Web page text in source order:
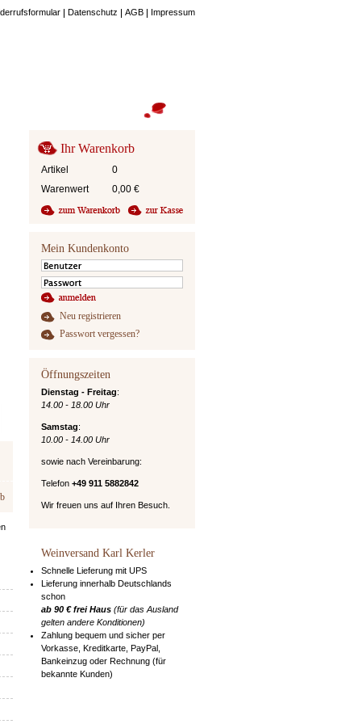
Datenschutz AGB Impressum
Ihr Warenkorb
Artikel
0
Warenwert
0,00 €
Mein Kundenkonto
Neu registrieren
Passwort vergessen?
Öffnungszeiten
Dienstag - Freitag:
14.00 - 18.00 Uhr
Samstag:
10.00 - 14.00 Uhr
sowie nach Vereinbarung:
Telefon +49 911 5882842
Wir freuen uns auf Ihren Besuch.
Weinversand Karl Kerler
Schnelle Lieferung mit UPS
Lieferung innerhalb Deutschlands
schon
ab 90 € frei Haus(für das Ausland
gelten andere Konditionen)
Zahlung bequem und sicher per
Vorkasse, Kreditkarte, PayPal,
Bankeinzug oder Rechnung (für
bekannte Kunden)